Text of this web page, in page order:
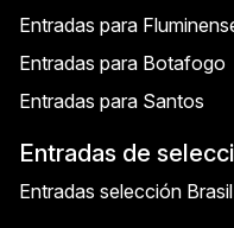
Entradas para
Entradas para Botafogo
Entradas para Santos
Entradas de
Entradas selección Brasil